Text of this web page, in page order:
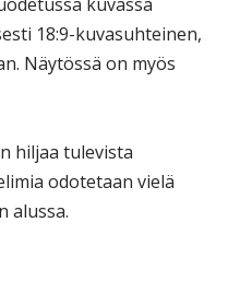
18:9-kuvasuhteinen,
Näytössä on myös
hiljaa tulevista
odotetaan vielä
alussa.